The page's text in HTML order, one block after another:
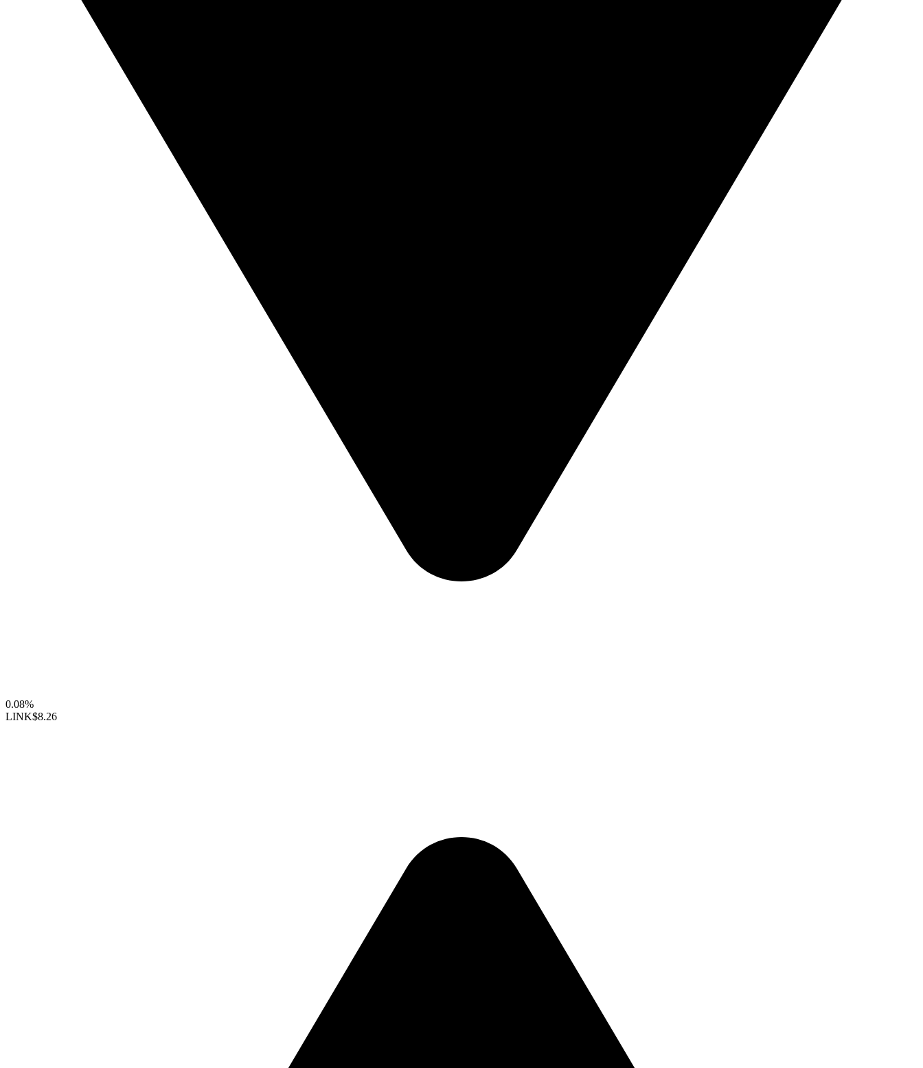
0.08%
LINK$8.26